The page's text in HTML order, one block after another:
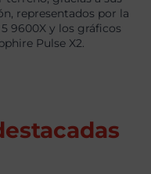
representados por la
9600X y los gráficos
Pulse X2.